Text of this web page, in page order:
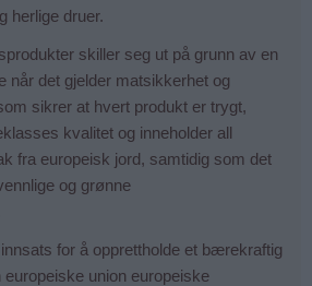
herlige druer.
skiller seg ut på grunn av en
når det gjelder matsikkerhet og
sikrer at hvert produkt er trygt,
kvalitet og inneholder all
fra europeisk jord, samtidig som det
og grønne
for å opprettholde et bærekraftig
union europeiske